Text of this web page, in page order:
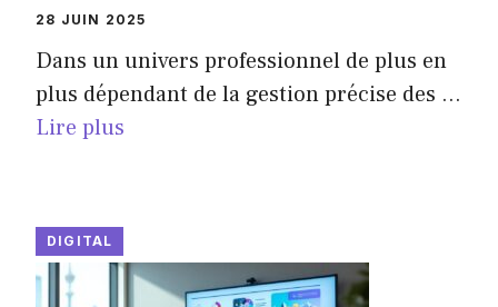
28 JUIN 2025
Dans un univers professionnel de plus en
plus dépendant de la gestion précise des ...
Lire plus
DIGITAL